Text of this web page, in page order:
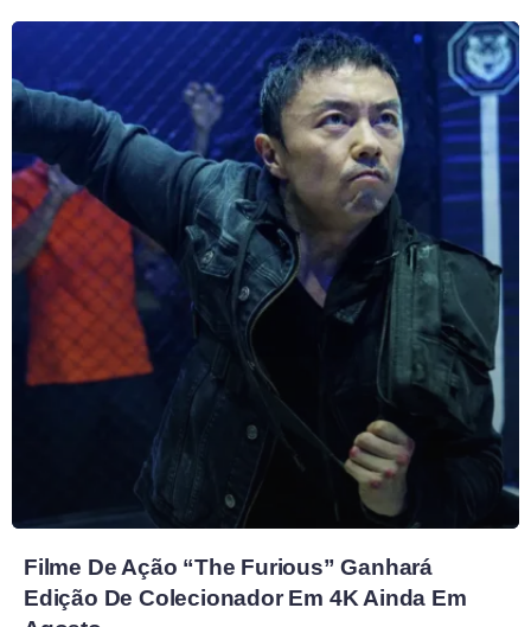
Filme De Ação “The Furious” Ganhará
Edição De Colecionador Em 4K Ainda Em